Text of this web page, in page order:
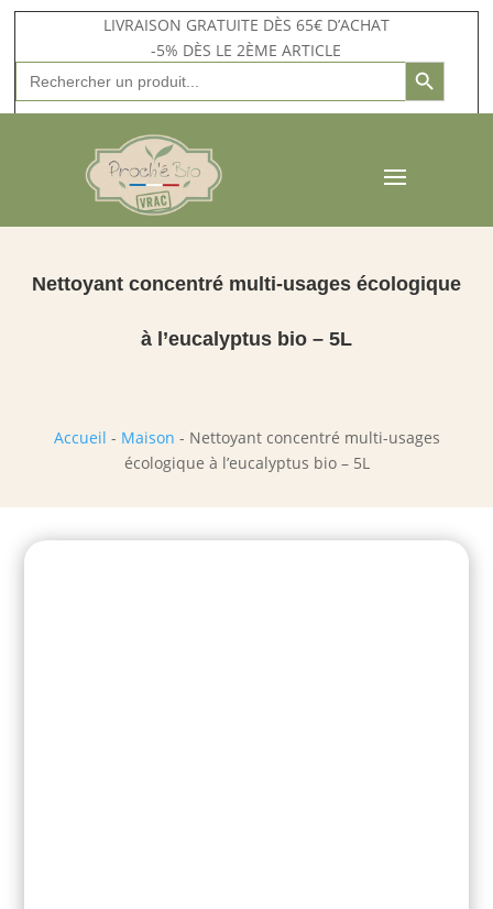
LIVRAISON GRATUITE DÈS 65€ D’ACHAT
-5% DÈS LE 2ÈME ARTICLE
Search
for:
Search Button
Nettoyant concentré multi-usages écologique
à l’eucalyptus bio – 5L
Accueil - Maison - Nettoyant concentré multi-usages
écologique à l’eucalyptus bio – 5L